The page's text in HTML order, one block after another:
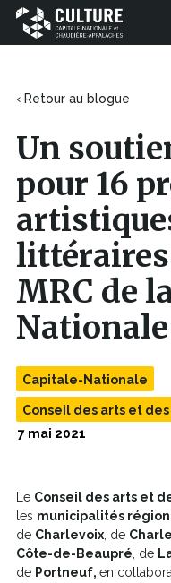
Aller au contenu
Culture
Capitale-
Chaudière-
‹ Retour au blogue
Un
pour 16
MRC de
Nationale
Capitale-Nationale
Conseil des arts et
7 mai 2021
Le Conseil des arts et
les municipalités
de Charlevoix , de
Côte-de-Beaupré , de
de Portneuf, en